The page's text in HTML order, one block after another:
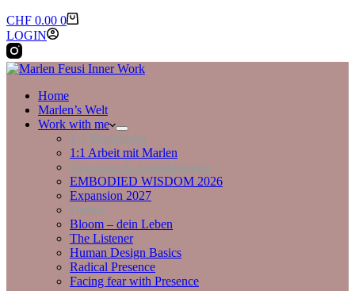
Warenkorb
CHF 0.00 0
LOGIN
Home
Marlen’s Welt
Work with me
1:1 Begleitung
1:1 Arbeit mit Marlen
Gruppen & Ausbildungen
EMBODIED WISDOM 2026
Expansion 2027
Online
Bloom – dein Leben
The Listener
Human Design Basics
Radical Presence
Facing fear with Presence